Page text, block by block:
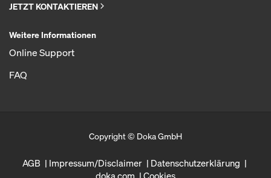
JETZT KONTAKTIEREN
Weitere Informationen
Online Support
FAQ
Copyright © Doka GmbH
AGB Impressum/Disclaimer
Datenschutzerklärung
doka.com
Cookies